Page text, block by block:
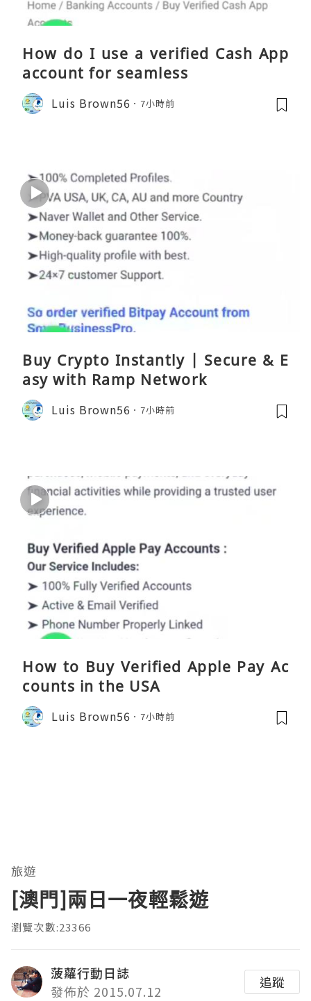
How do I use a verified Cash App
account for seamless
Luis Brown56 7小時前
Buy Crypto Instantly | Secure & E
asy with Ramp Network
Luis Brown56 7小時前
How to Buy Verified Apple Pay Ac
counts in the USA
Luis Brown56 7小時前
旅遊
[澳門]兩日一夜輕鬆遊
瀏覽次數:23366
菠蘿行動日誌
發佈於 2015.07.12
追蹤